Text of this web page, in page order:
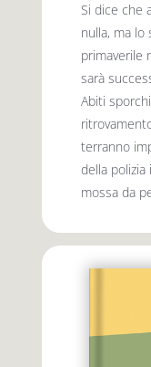
Si dice che
nulla, ma lo
primaverile
sarà
Abiti
terranno
della polizia
mossa da